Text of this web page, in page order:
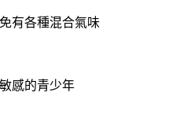
有各種混合氣味
感的青少年